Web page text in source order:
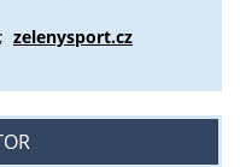
zelenysport.cz